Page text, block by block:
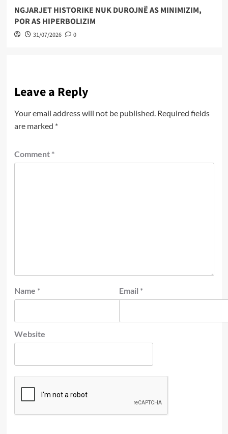
NGJARJET HISTORIKE NUK DUROJNË AS MINIMIZIM,
POR AS HIPERBOLIZIM
31/07/2026 0
Leave a Reply
Your email address will not be published. Required fields
are marked *
Comment *
Name * Email *
Website